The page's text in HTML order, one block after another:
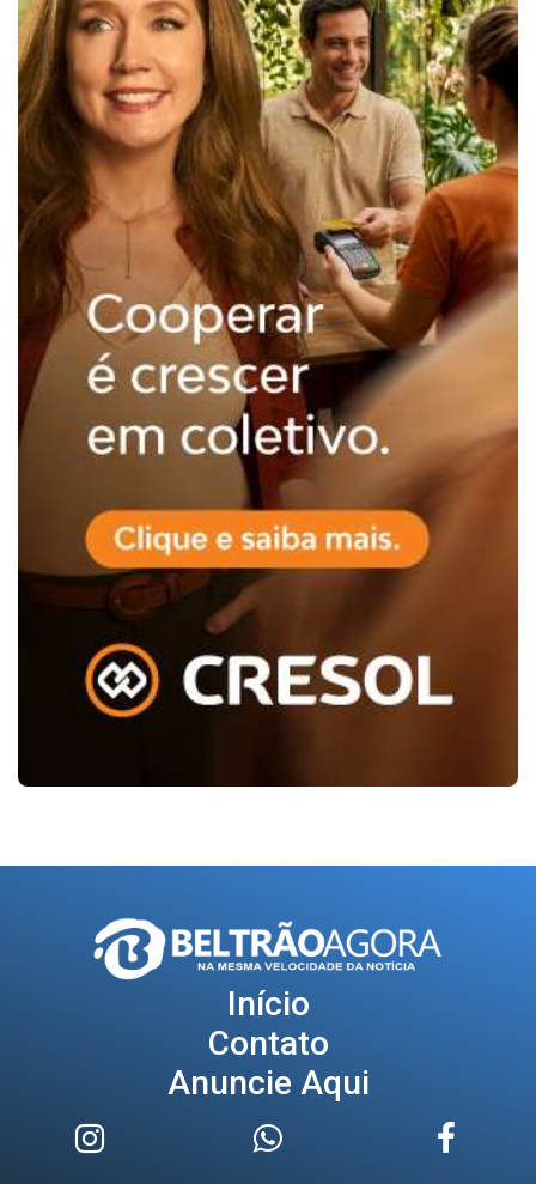
Início
Contato
Anuncie Aqui